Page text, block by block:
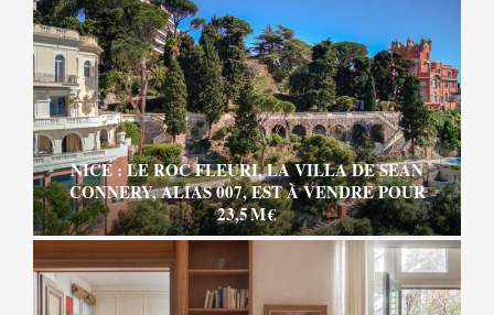
NICE : LE ROC FLEURI, LA VILLA DE SEAN
CONNERY, ALIAS 007, EST À VENDRE POUR
23,5 M €